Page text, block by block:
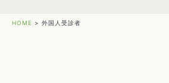
HOME > 外国人受診者